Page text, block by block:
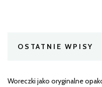
OSTATNIE WPISY
Woreczki jako oryginalne